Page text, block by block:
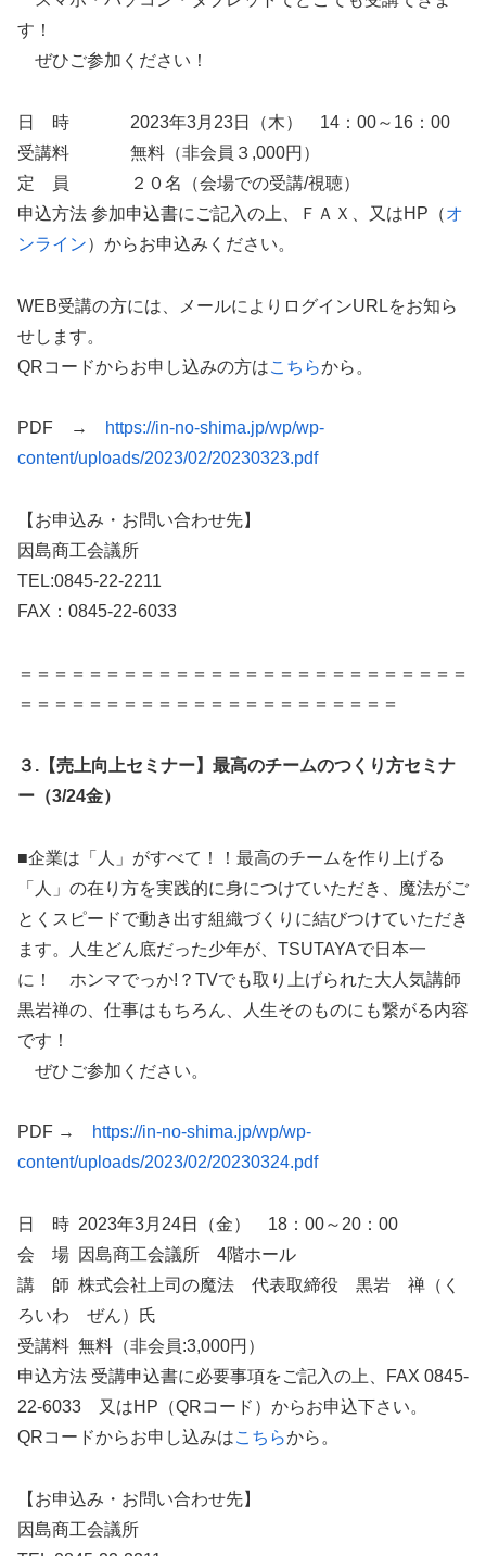
す！
ぜひご参加ください！
日 時 2023年3月23日（木） 14：00～16：00
受講料 無料（非会員３,000円）
定 員 ２０名（会場での受講/視聴）
申込方法 参加申込書にご記入の上、ＦＡＸ、又はHP（オ
ンライン）からお申込みください。
WEB受講の方には、メールによりログインURLをお知ら
せします。
QRコードからお申し込みの方はこちらから。
PDF →
https://in-no-shima.jp/wp/wp-
content/uploads/2023/02/20230323.pdf
【お申込み・お問い合わせ先】
因島商工会議所
TEL:0845-22-2211
FAX：0845-22-6033
＝＝＝＝＝＝＝＝＝＝＝＝＝＝＝＝＝＝＝＝＝＝＝＝＝＝
＝＝＝＝＝＝＝＝＝＝＝＝＝＝＝＝＝＝＝＝＝＝
３.【売上向上セミナー】最高のチームのつくり方セミナ
ー（3/24金）
■企業は「人」がすべて！！最高のチームを作り上げる
「人」の在り方を実践的に身につけていただき、魔法がご
とくスピードで動き出す組織づくりに結びつけていただき
ます。人生どん底だった少年が、TSUTAYAで日本一
に！ ホンマでっか!？TVでも取り上げられた大人気講師
黒岩禅の、仕事はもちろん、人生そのものにも繋がる内容
です！
ぜひご参加ください。
PDF →
https://in-no-shima.jp/wp/wp-
content/uploads/2023/02/20230324.pdf
日 時 2023年3月24日（金） 18：00～20：00
会 場 因島商工会議所 4階ホール
講 師 株式会社上司の魔法 代表取締役 黒岩 禅（く
ろいわ ぜん）氏
受講料 無料（非会員:3,000円）
申込方法 受講申込書に必要事項をご記入の上、FAX 0845-
22-6033 又はHP（QRコード）からお申込下さい。
QRコードからお申し込みはこちらから。
【お申込み・お問い合わせ先】
因島商工会議所